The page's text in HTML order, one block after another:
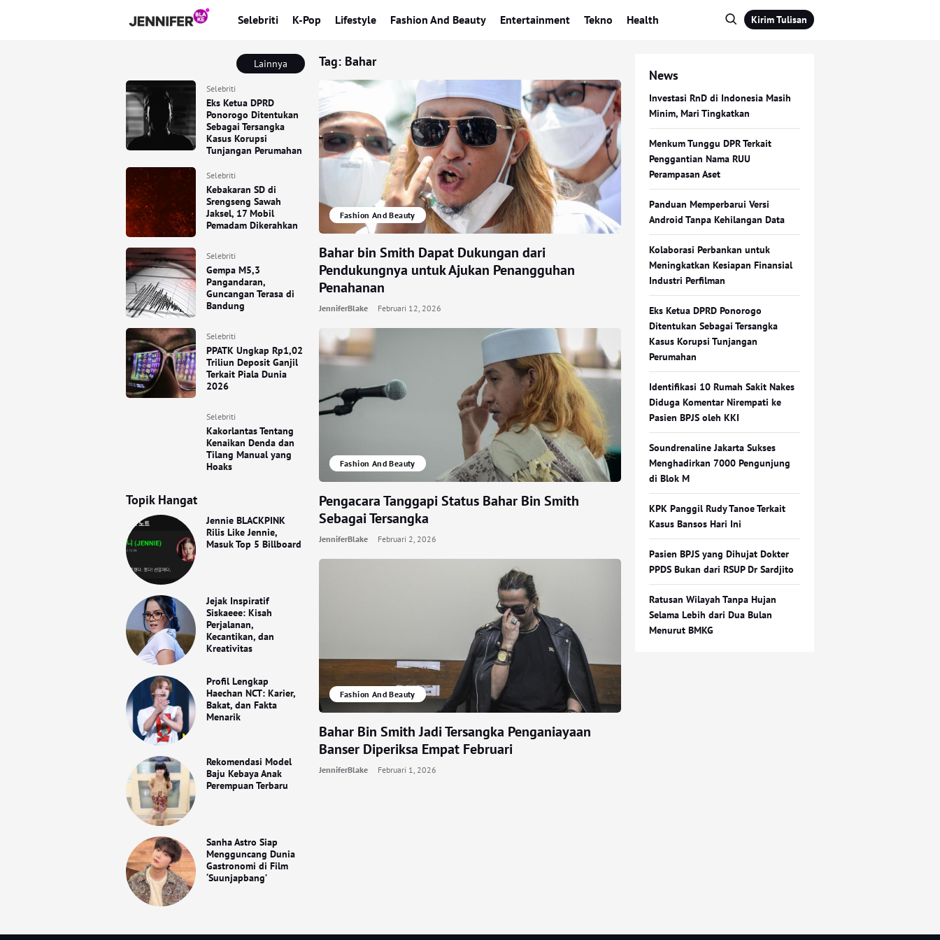
Selebriti K-Pop Lifestyle Fashion And Beauty Entertainment Tekno Health Kirim Tulisan
Lainnya
Selebriti
Eks Ketua DPRD
Ponorogo Ditentukan
Sebagai Tersangka
Kasus Korupsi
Tunjangan Perumahan
Selebriti
Kebakaran SD di
Srengseng Sawah
Jaksel, 17 Mobil
Pemadam Dikerahkan
Selebriti
Gempa M5,3
Pangandaran,
Guncangan Terasa di
Bandung
Selebriti
PPATK Ungkap Rp1,02
Triliun Deposit Ganjil
Terkait Piala Dunia
2026
Selebriti
Kakorlantas Tentang
Kenaikan Denda dan
Tilang Manual yang
Hoaks
Topik Hangat
Jennie BLACKPINK
Rilis Like Jennie,
Masuk Top 5 Billboard
Jejak Inspiratif
Siskaeee: Kisah
Perjalanan,
Kecantikan, dan
Kreativitas
Profil Lengkap
Haechan NCT: Karier,
Bakat, dan Fakta
Menarik
Rekomendasi Model
Baju Kebaya Anak
Perempuan Terbaru
Sanha Astro Siap
Mengguncang Dunia
Gastronomi di Film
‘Suunjapbang’
Tag: Bahar
Fashion And Beauty
Bahar bin Smith Dapat Dukungan dari
Pendukungnya untuk Ajukan Penangguhan
Penahanan
JenniferBlake Februari 12, 2026
Fashion And Beauty
Pengacara Tanggapi Status Bahar Bin Smith
Sebagai Tersangka
JenniferBlake Februari 2, 2026
Fashion And Beauty
Bahar Bin Smith Jadi Tersangka Penganiayaan
Banser Diperiksa Empat Februari
JenniferBlake Februari 1, 2026
News
Investasi RnD di Indonesia Masih
Minim, Mari Tingkatkan
Menkum Tunggu DPR Terkait
Penggantian Nama RUU
Perampasan Aset
Panduan Memperbarui Versi
Android Tanpa Kehilangan Data
Kolaborasi Perbankan untuk
Meningkatkan Kesiapan Finansial
Industri Perfilman
Eks Ketua DPRD Ponorogo
Ditentukan Sebagai Tersangka
Kasus Korupsi Tunjangan
Perumahan
Identifikasi 10 Rumah Sakit Nakes
Diduga Komentar Nirempati ke
Pasien BPJS oleh KKI
Soundrenaline Jakarta Sukses
Menghadirkan 7000 Pengunjung
di Blok M
KPK Panggil Rudy Tanoe Terkait
Kasus Bansos Hari Ini
Pasien BPJS yang Dihujat Dokter
PPDS Bukan dari RSUP Dr Sardjito
Ratusan Wilayah Tanpa Hujan
Selama Lebih dari Dua Bulan
Menurut BMKG